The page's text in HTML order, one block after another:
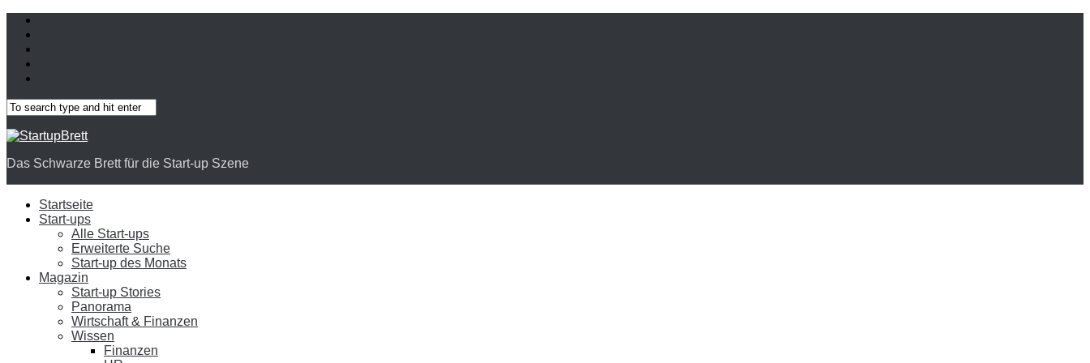
Das Schwarze Brett für die Start-up Szene
Startseite
Start-ups
Alle Start-ups
Erweiterte Suche
Start-up des Monats
Magazin
Start-up Stories
Panorama
Wirtschaft & Finanzen
Wissen
Finanzen